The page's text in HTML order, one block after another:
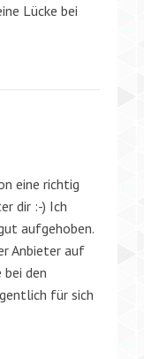
Lücke bei
eine richtig
dir :-) Ich
aufgehoben.
Anbieter auf
den
für sich